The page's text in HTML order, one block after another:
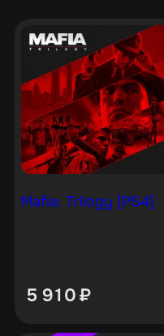
Mafia: Trilogy [PS4]
5 910₽